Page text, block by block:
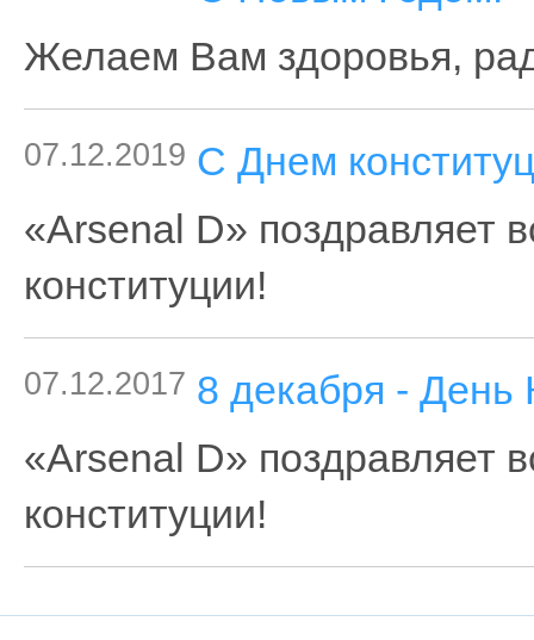
Желаем Вам здоровья,
07.12.2019 С Днем
«Arsenal D» поздравляет
конституции!
07.12.2017 8 декабря - День
«Arsenal D» поздравляет
конституции!